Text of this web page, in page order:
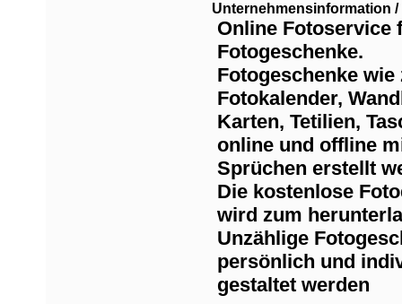
Unternehmensinformation
Online Fotoservice
Fotogeschenke.
Fotogeschenke
Fotokalender,
Karten, Tetilien,
online und offline
Sprüchen erstellt
Die kostenlose
wird zum
Unzählige
persönlich und
gestaltet werden